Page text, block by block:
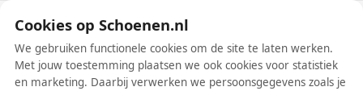
Schoenen.nl
Cookies op Schoenen.nl
We gebruiken functionele cookies om de site te laten werken.
Met jouw toestemming plaatsen we ook cookies voor statistiek
en marketing. Daarbij verwerken we persoonsgegevens zoals je